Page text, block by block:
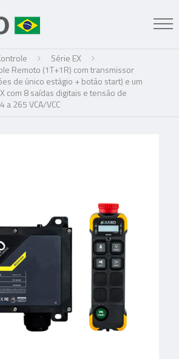
Série EX
Remoto (1T+1R) com transmissor
de único estágio + botão start) e um
com 8 saídas digitais e tensão de
265 VCA/VCC